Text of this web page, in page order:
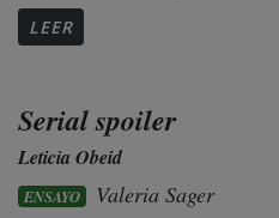
LEER
Serial spoiler
Leticia Obeid
ENSAYO
Valeria Sager